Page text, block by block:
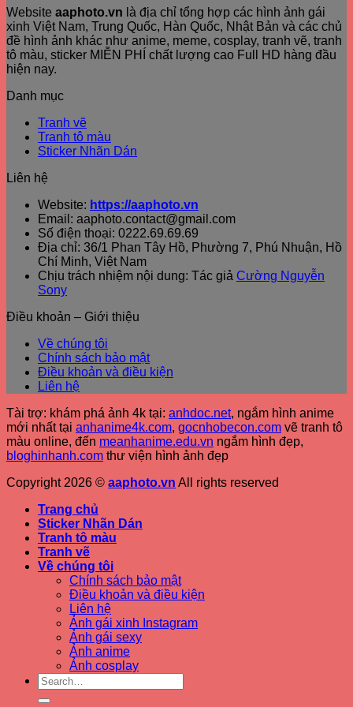
Website aaphoto.vn là địa chỉ tổng hợp các hình ảnh gái
xinh Việt Nam, Trung Quốc, Hàn Quốc, Nhật Bản và các chủ
đề hình ảnh khác như anime, meme, cosplay, tranh vẽ, tranh
tô màu, sticker MIỄN PHÍ chất lượng cao Full HD hàng đầu
hiện nay.
Danh mục
Tranh vẽ
Tranh tô màu
Sticker Nhãn Dán
Liên hệ
Website: https://aaphoto.vn
Email: aaphoto.contact@gmail.com
Số điện thoại: 0222.69.69.69
Địa chỉ: 36/1 Phan Tây Hồ, Phường 7, Phú Nhuận, Hồ
Chí Minh, Việt Nam
Chịu trách nhiệm nội dung: Tác giả Cường Nguyễn
Sony
Điều khoản – Giới thiệu
Về chúng tôi
Chính sách bảo mật
Điều khoản và điều kiện
Liên hệ
Tài trợ: khám phá ảnh 4k tại: anhdoc.net, ngắm hình anime
mới nhất tại anhanime4k.com, gocnhobecon.com vẽ tranh tô
màu online, đến meanhanime.edu.vn ngắm hình đẹp,
bloghinhanh.com thư viện hình ảnh đẹp
Copyright 2026 © aaphoto.vn All rights reserved
Trang chủ
Sticker Nhãn Dán
Tranh tô màu
Tranh vẽ
Về chúng tôi
Chính sách bảo mật
Điều khoản và điều kiện
Liên hệ
Ảnh gái xinh Instagram
Ảnh gái sexy
Ảnh anime
Ảnh cosplay